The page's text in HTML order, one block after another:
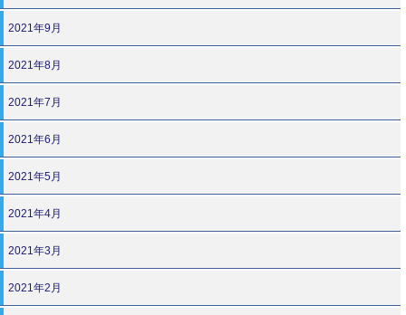
2021年9月
2021年8月
2021年7月
2021年6月
2021年5月
2021年4月
2021年3月
2021年2月